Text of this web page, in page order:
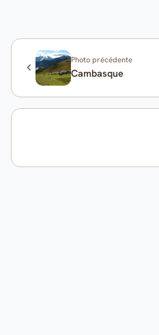
Photo précédente
Cambasque